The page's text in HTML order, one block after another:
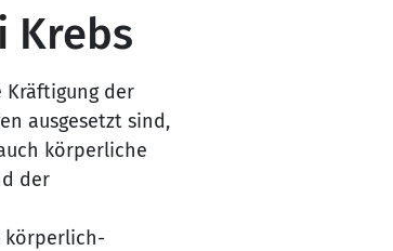
Krebs
Kräftigung der
ausgesetzt sind,
körperliche
der
körperlich-